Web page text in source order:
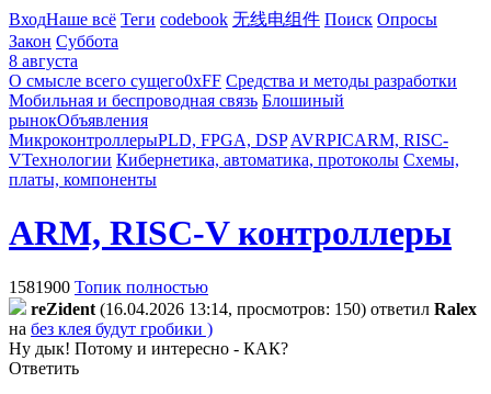
ВходНаше всё Теги codebook 无线电组件 Поиск Опросы
Закон Суббота
8 августа
О смысле всего сущего0xFF Средства и методы разработки
Мобильная и беспроводная связь Блошиный
рынокОбъявления
МикроконтроллерыPLD, FPGA, DSP AVRPICARM, RISC-
VТехнологии Кибернетика, автоматика, протоколы Схемы,
платы, компоненты
ARM, RISC-V контроллеры
1581900 Топик полностью
reZident (16.04.2026 13:14, просмотров: 150) ответил Ralex
на без клея будут гробики )
Ну дык! Потому и интересно - КАК?
Ответить